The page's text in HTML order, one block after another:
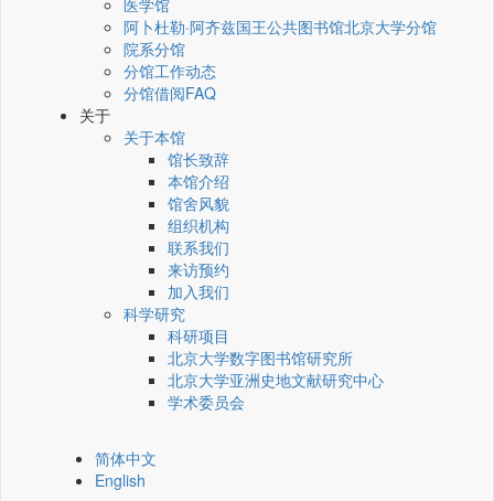
医学馆
阿卜杜勒·阿齐兹国王公共图书馆北京大学分馆
院系分馆
分馆工作动态
分馆借阅FAQ
关于
关于本馆
馆长致辞
本馆介绍
馆舍风貌
组织机构
联系我们
来访预约
加入我们
科学研究
科研项目
北京大学数字图书馆研究所
北京大学亚洲史地文献研究中心
学术委员会
简体中文
English